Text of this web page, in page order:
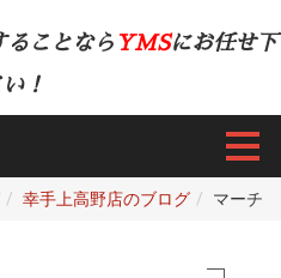
ることなら YMSにお任せ下
い！
幸手上高野店のブログ マーチ